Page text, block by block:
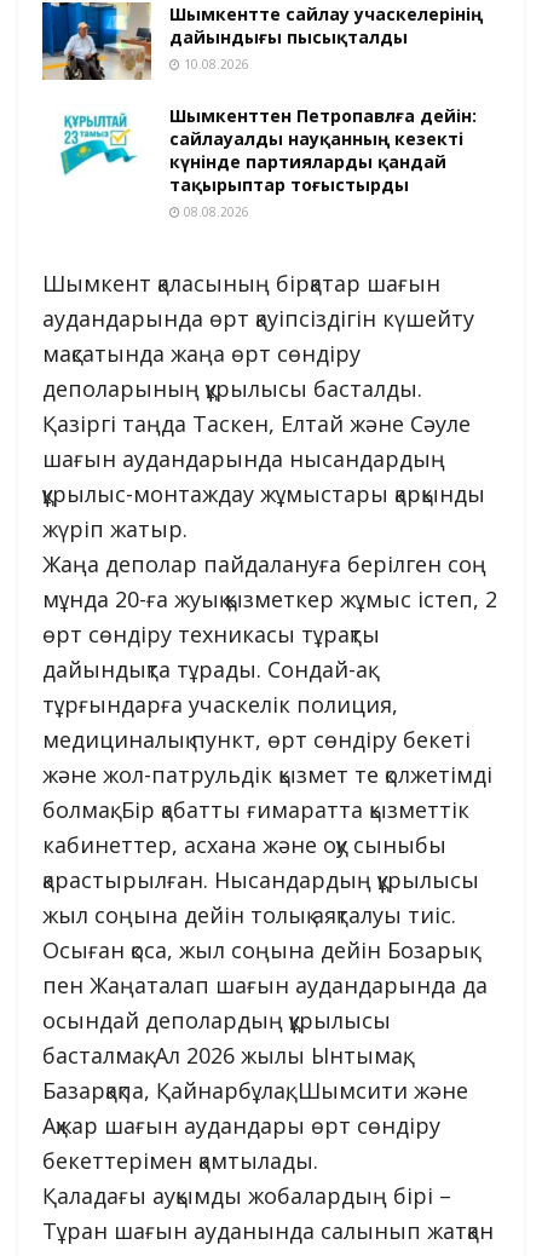
Шымкентте сайлау учаскелерінің
дайындығы пысықталды
10.08.2026
Шымкенттен Петропавлға дейін:
сайлауалды науқанның кезекті
күнінде партияларды қандай
тақырыптар тоғыстырды
08.08.2026
Шымкент қаласының бірқатар шағын
аудандарында өрт қауіпсіздігін күшейту
мақсатында жаңа өрт сөндіру
деполарының құрылысы басталды.
Қазіргі таңда Таскен, Елтай және Сәуле
шағын аудандарында нысандардың
құрылыс-монтаждау жұмыстары қарқынды
жүріп жатыр.
Жаңа деполар пайдалануға берілген соң
мұнда 20-ға жуық қызметкер жұмыс істеп, 2
өрт сөндіру техникасы тұрақты
дайындықта тұрады. Сондай-ақ
тұрғындарға учаскелік полиция,
медициналық пункт, өрт сөндіру бекеті
және жол-патрульдік қызмет те қолжетімді
болмақ. Бір қабатты ғимаратта қызметтік
кабинеттер, асхана және оқу сыныбы
қарастырылған. Нысандардың құрылысы
жыл соңына дейін толық аяқталуы тиіс.
Осыған қоса, жыл соңына дейін Бозарық
пен Жаңаталап шағын аудандарында да
осындай деполардың құрылысы
басталмақ. Ал 2026 жылы Ынтымақ,
Базарқақпа, Қайнарбұлақ, Шымсити және
Ақжар шағын аудандары өрт сөндіру
бекеттерімен қамтылады.
Қаладағы ауқымды жобалардың бірі –
Тұран шағын ауданында салынып жатқан